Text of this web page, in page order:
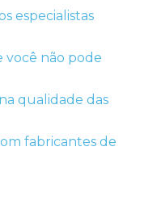
especialistas
você não pode
qualidade das
fabricantes de